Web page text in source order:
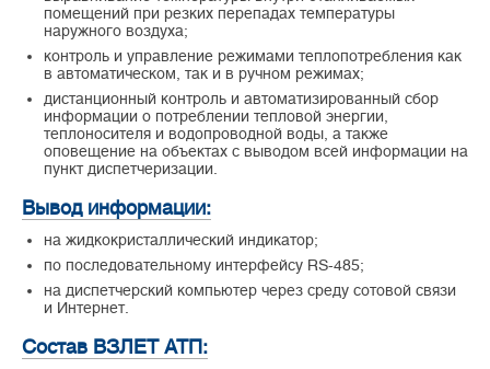
помещений при резких перепадах температуры
наружного воздуха;
контроль и управление режимами теплопотребления как
в автоматическом, так и в ручном режимах;
дистанционный контроль и автоматизированный сбор
информации о потреблении тепловой энергии,
теплоносителя и водопроводной воды, а также
оповещение на объектах с выводом всей информации на
пункт диспетчеризации.
Вывод информации:
на жидкокристаллический индикатор;
по последовательному интерфейсу RS-485;
на диспетчерский компьютер через среду сотовой связи
и Интернет.
Состав ВЗЛЕТ АТП: